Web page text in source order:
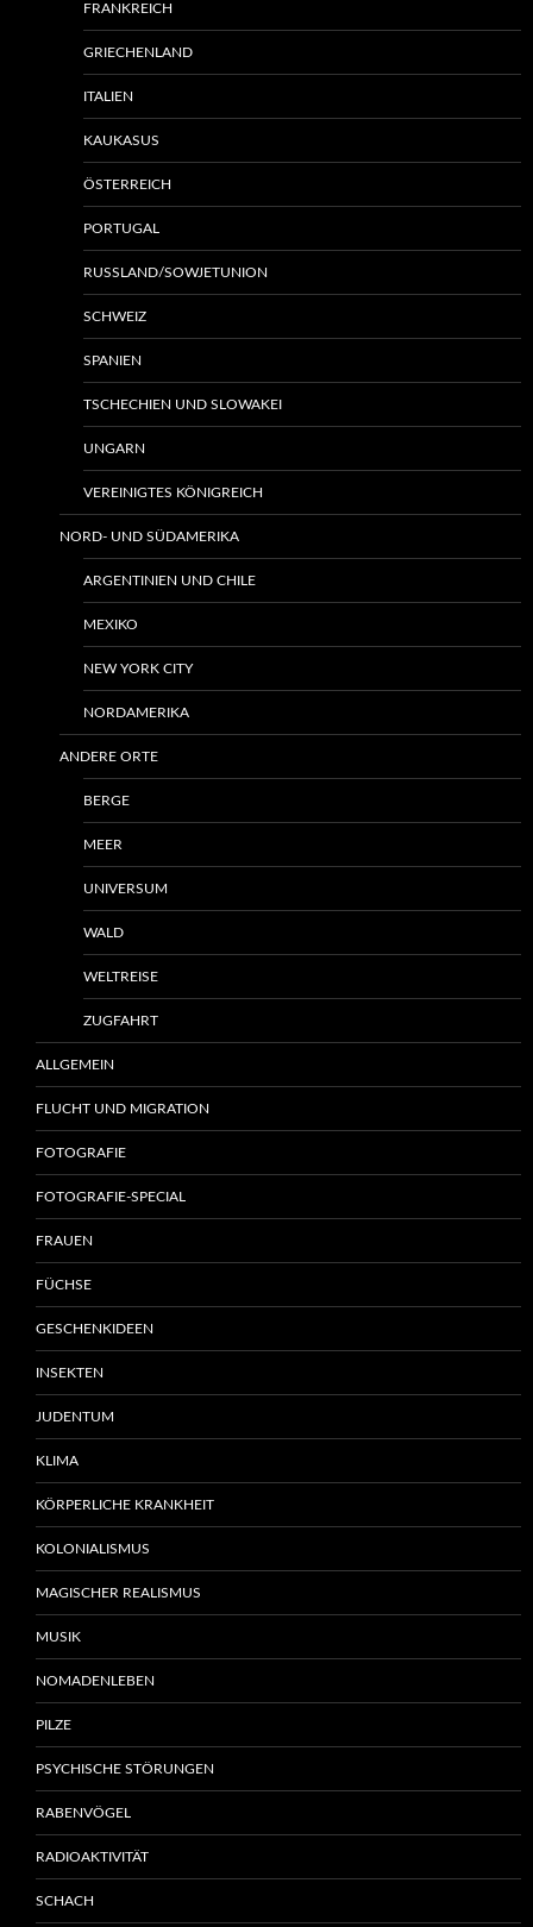
FRANKREICH
GRIECHENLAND
ITALIEN
KAUKASUS
ÖSTERREICH
PORTUGAL
RUSSLAND/SOWJETUNION
SCHWEIZ
SPANIEN
TSCHECHIEN UND SLOWAKEI
UNGARN
VEREINIGTES KÖNIGREICH
NORD- UND SÜDAMERIKA
ARGENTINIEN UND CHILE
MEXIKO
NEW YORK CITY
NORDAMERIKA
ANDERE ORTE
BERGE
MEER
UNIVERSUM
WALD
WELTREISE
ZUGFAHRT
ALLGEMEIN
FLUCHT UND MIGRATION
FOTOGRAFIE
FOTOGRAFIE-SPECIAL
FRAUEN
FÜCHSE
GESCHENKIDEEN
INSEKTEN
JUDENTUM
KLIMA
KÖRPERLICHE KRANKHEIT
KOLONIALISMUS
MAGISCHER REALISMUS
MUSIK
NOMADENLEBEN
PILZE
PSYCHISCHE STÖRUNGEN
RABENVÖGEL
RADIOAKTIVITÄT
SCHACH